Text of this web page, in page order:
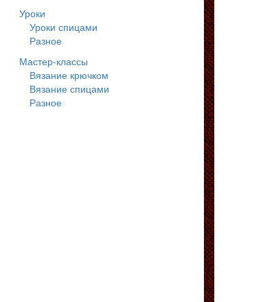
Уроки
Уроки спицами
Разное
Мастер-классы
Вязание крючком
Вязание спицами
Разное